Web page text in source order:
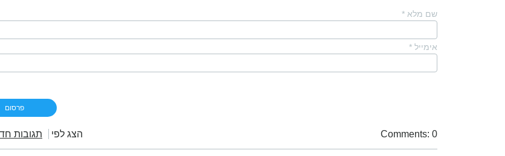
שם מלא *
אימייל *
Comments: 0 הצג לפי תגובות